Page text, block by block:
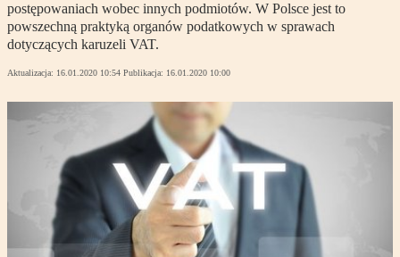
postępowaniach wobec innych podmiotów. W Polsce jest to
powszechną praktyką organów podatkowych w sprawach
dotyczących karuzeli VAT.
Aktualizacja: 16.01.2020 10:54 Publikacja: 16.01.2020 10:00